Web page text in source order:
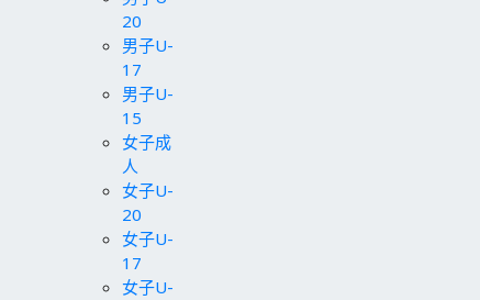
20
男子U-
17
男子U-
15
女子成
人
女子U-
20
女子U-
17
女子U-